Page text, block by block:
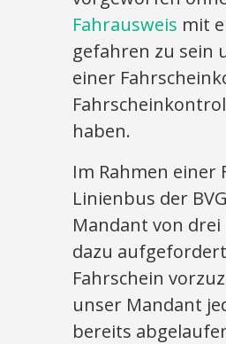
Fahrausweis mit
gefahren zu sein
einer
haben.
Im Rahmen einer
Linienbus der
Mandant von
dazu
Fahrschein
unser Mandant
bereits